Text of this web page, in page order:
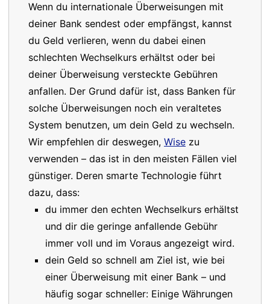
Wenn du internationale Überweisungen mit
deiner Bank sendest oder empfängst, kannst
du Geld verlieren, wenn du dabei einen
schlechten Wechselkurs erhältst oder bei
deiner Überweisung versteckte Gebühren
anfallen. Der Grund dafür ist, dass Banken für
solche Überweisungen noch ein veraltetes
System benutzen, um dein Geld zu wechseln.
Wir empfehlen dir deswegen, Wise zu
verwenden – das ist in den meisten Fällen viel
günstiger. Deren smarte Technologie führt
dazu, dass:
du immer den echten Wechselkurs erhältst
und dir die geringe anfallende Gebühr
immer voll und im Voraus angezeigt wird.
dein Geld so schnell am Ziel ist, wie bei
einer Überweisung mit einer Bank – und
häufig sogar schneller: Einige Währungen